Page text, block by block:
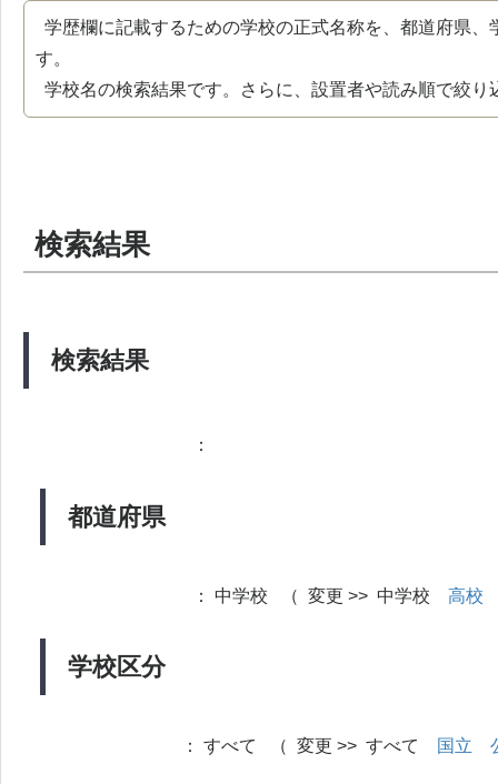
学歴欄に記載するための学校の正式名称を、都道府県
す。
学校名の検索結果です。さらに、設置者や読み順で絞り
検索結果
検索結果
都道府県
：
学校区分
： 中学校 （ 変更 >> 中学校 高校
： すべて （ 変更 >> すべて 国立